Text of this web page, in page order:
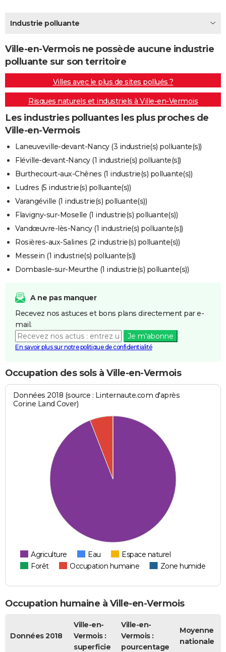
BONS PLANS
CARTE DE VOEUX
Carte de Noël
Carte Bonne année
Carte Saint-Valentin
Carte Pâques
Carte d'anniversaire
DICTIONNAIRE
Dictionnaire
Biographies
Citations
Expressions
Proverbes
PROGRAMME TV
COPAINS D'AVANT
AVIS DE DÉCÈS
FORUM
Industrie polluante
Ville-en-Vermois ne possède aucune industrie
polluante sur son territoire
Villes avec le plus de sites pollués ?
Risques naturels et industriels à Ville-en-Vermois
Les industries polluantes les plus proches de
Ville-en-Vermois
Laneuveville-devant-Nancy (3 industrie(s) polluante(s))
Fléville-devant-Nancy (1 industrie(s) polluante(s))
Burthecourt-aux-Chênes (1 industrie(s) polluante(s))
Ludres (5 industrie(s) polluante(s))
Varangéville (1 industrie(s) polluante(s))
Flavigny-sur-Moselle (1 industrie(s) polluante(s))
Vandœuvre-lès-Nancy (1 industrie(s) polluante(s))
Rosières-aux-Salines (2 industrie(s) polluante(s))
Messein (1 industrie(s) polluante(s))
Dombasle-sur-Meurthe (1 industrie(s) polluante(s))
A ne pas manquer
Recevez nos astuces et bons plans directement par e-
mail.
Je m'abonne
En savoir plus sur notre politique de confidentialité
Occupation des sols à Ville-en-Vermois
Données 2018 (source : Linternaute.com d'après
Corine Land Cover)
Agriculture Eau
Espace naturel
Forêt
Occupation humaine Zone humide
Occupation humaine à Ville-en-Vermois
Données 2018
Ville-en-
Vermois :
superficie
Ville-en-
Vermois :
pourcentage
Moyenne
nationale